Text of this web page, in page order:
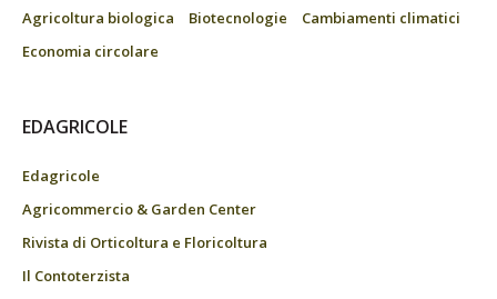
Agricoltura biologica
Biotecnologie
Cambiamenti climatici
Economia circolare
EDAGRICOLE
Edagricole
Agricommercio & Garden Center
Rivista di Orticoltura e Floricoltura
Il Contoterzista